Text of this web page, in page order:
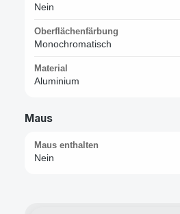
Nein
Oberflächenfärbung
Monochromatisch
Material
Aluminium
Maus
Maus enthalten
Nein